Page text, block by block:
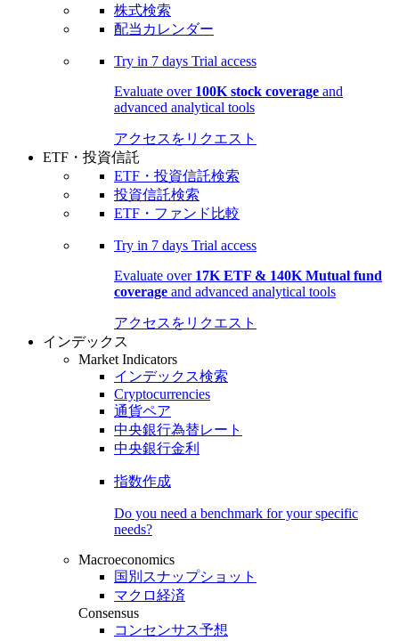
株式検索
配当カレンダー
Try in 7 days Trial access
Evaluate over 100K stock coverage and
advanced analytical tools
アクセスをリクエスト
ETF・投資信託
ETF・投資信託検索
投資信託検索
ETF・ファンド比較
Try in 7 days Trial access
Evaluate over 17K ETF & 140K Mutual fund
coverage and advanced analytical tools
アクセスをリクエスト
インデックス
Market Indicators
インデックス検索
Cryptocurrencies
通貨ペア
中央銀行為替レート
中央銀行金利
指数作成
Do you need a benchmark for your specific
needs?
Macroeconomics
国別スナップショット
マクロ経済
Consensus
コンセンサス予想